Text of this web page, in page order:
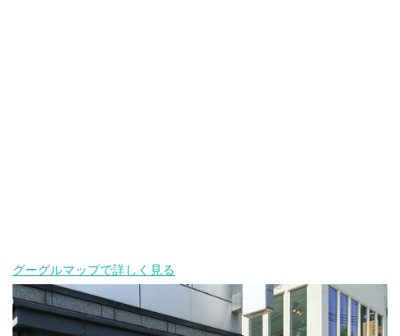
グーグルマップで詳しく見る